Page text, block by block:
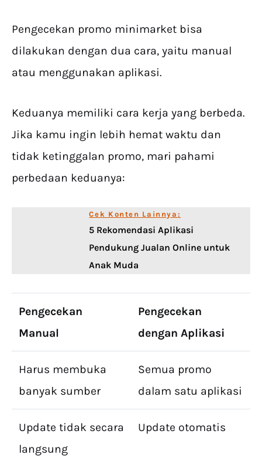
Pengecekan promo minimarket bisa
dilakukan dengan dua cara, yaitu manual
atau menggunakan aplikasi.
Keduanya memiliki cara kerja yang berbeda.
Jika kamu ingin lebih hemat waktu dan
tidak ketinggalan promo, mari pahami
perbedaan keduanya:
Cek Konten Lainnya:
5 Rekomendasi Aplikasi
Pendukung Jualan Online untuk
Anak Muda
Pengecekan
Manual
Pengecekan
dengan Aplikasi
Harus membuka
banyak sumber
Semua promo
dalam satu aplikasi
Update tidak secara
langsung
Update otomatis